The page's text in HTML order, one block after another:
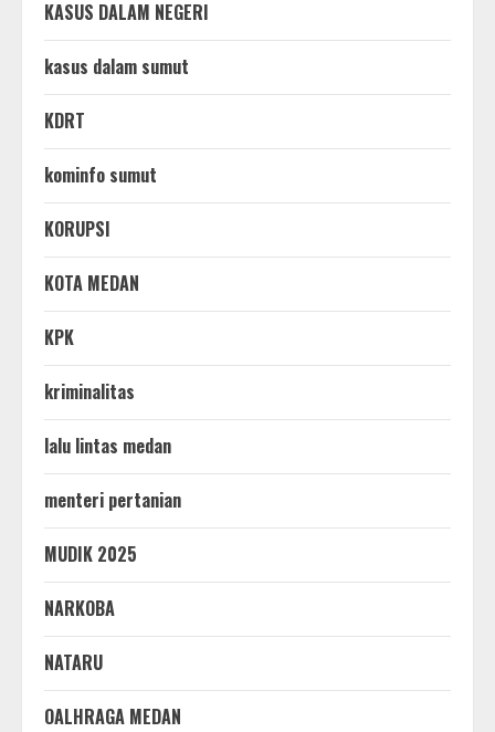
KASUS DALAM NEGERI
kasus dalam sumut
KDRT
kominfo sumut
KORUPSI
KOTA MEDAN
KPK
kriminalitas
lalu lintas medan
menteri pertanian
MUDIK 2025
NARKOBA
NATARU
OALHRAGA MEDAN